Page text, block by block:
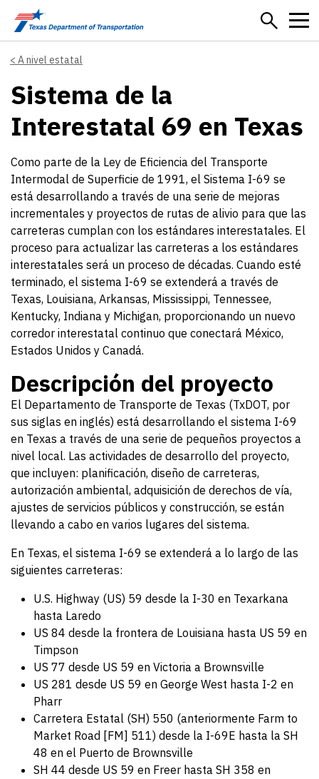
Skip to main content
A nivel estatal
Sistema de la
Interestatal 69 en Texas
Como parte de la Ley de Eficiencia del Transporte
Intermodal de Superficie de 1991, el Sistema I-69 se
está desarrollando a través de una serie de mejoras
incrementales y proyectos de rutas de alivio para que las
carreteras cumplan con los estándares interestatales. El
proceso para actualizar las carreteras a los estándares
interestatales será un proceso de décadas. Cuando esté
terminado, el sistema I-69 se extenderá a través de
Texas, Louisiana, Arkansas, Mississippi, Tennessee,
Kentucky, Indiana y Michigan, proporcionando un nuevo
corredor interestatal continuo que conectará México,
Estados Unidos y Canadá.
Descripción del proyecto
El Departamento de Transporte de Texas (TxDOT, por
sus siglas en inglés) está desarrollando el sistema I-69
en Texas a través de una serie de pequeños proyectos a
nivel local. Las actividades de desarrollo del proyecto,
que incluyen: planificación, diseño de carreteras,
autorización ambiental, adquisición de derechos de vía,
ajustes de servicios públicos y construcción, se están
llevando a cabo en varios lugares del sistema.
En Texas, el sistema I-69 se extenderá a lo largo de las
siguientes carreteras:
U.S. Highway (US) 59 desde la I-30 en Texarkana
hasta Laredo
US 84 desde la frontera de Louisiana hasta US 59 en
Timpson
US 77 desde US 59 en Victoria a Brownsville
US 281 desde US 59 en George West hasta I-2 en
Pharr
Carretera Estatal (SH) 550 (anteriormente Farm to
Market Road [FM] 511) desde la I-69E hasta la SH
48 en el Puerto de Brownsville
SH 44 desde US 59 en Freer hasta SH 358 en